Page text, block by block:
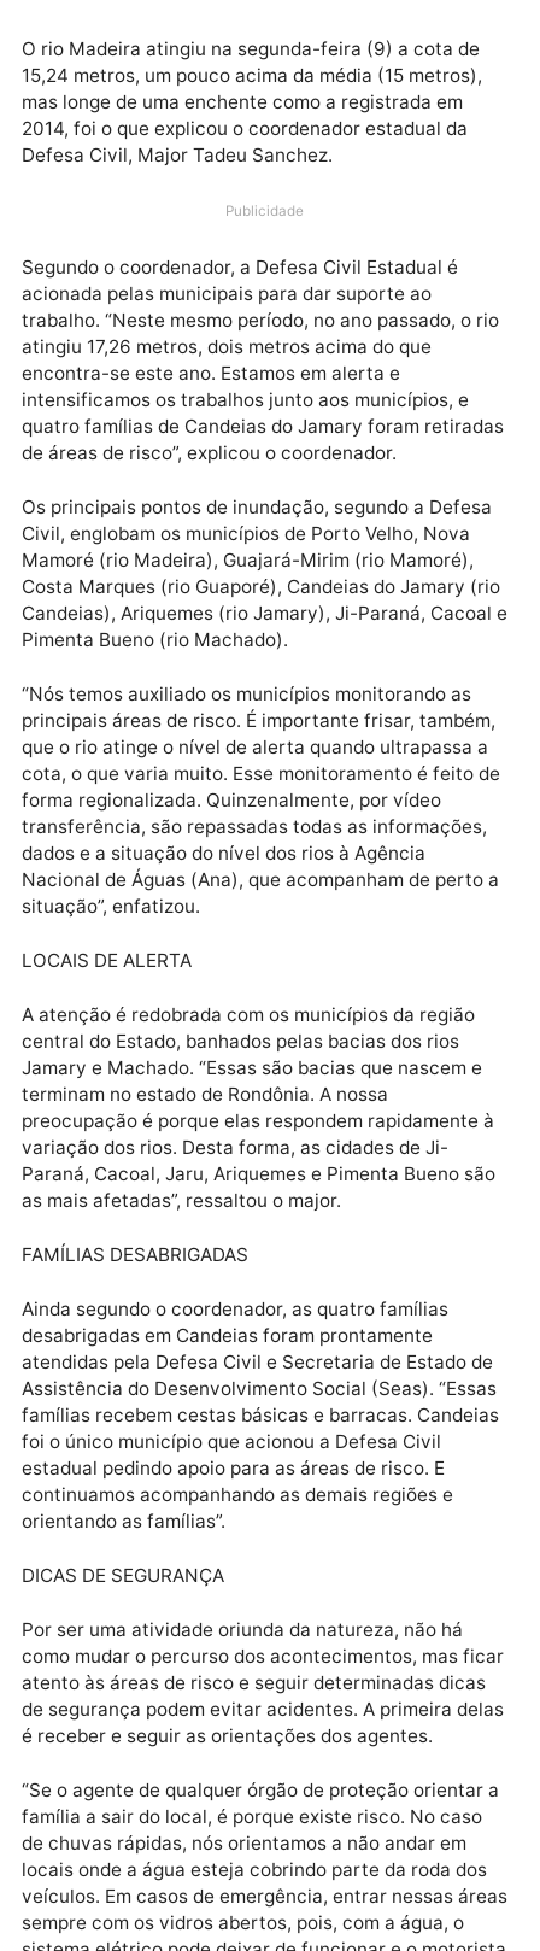
mas longe de uma enchente como a registrada em
2014, foi o que explicou o coordenador estadual da
Defesa Civil, Major Tadeu Sanchez.
Publicidade
Segundo o coordenador, a Defesa Civil Estadual é
acionada pelas municipais para dar suporte ao
trabalho. “Neste mesmo período, no ano passado, o
atingiu 17,26 metros, dois metros acima do que
encontra-se este ano. Estamos em alerta e
intensificamos os trabalhos junto aos municípios, e
quatro famílias de Candeias do Jamary foram
de áreas de risco”, explicou o coordenador.
Os principais pontos de inundação, segundo a
Civil, englobam os municípios de Porto Velho, Nova
Mamoré (rio Madeira), Guajará-Mirim (rio Mamoré),
Costa Marques (rio Guaporé), Candeias do Jamary
Candeias), Ariquemes (rio Jamary), Ji-Paraná,
Pimenta Bueno (rio Machado).
“Nós temos auxiliado os municípios monitorando as
que o rio atinge o nível de alerta quando ultrapassa
cota, o que varia muito. Esse monitoramento é feito
forma regionalizada. Quinzenalmente, por vídeo
transferência, são repassadas todas as informações,
dados e a situação do nível dos rios à Agência
Nacional de Águas (Ana), que acompanham de
situação”, enfatizou.
LOCAIS DE ALERTA
A atenção é redobrada com os municípios da região
central do Estado, banhados pelas bacias dos rios
Jamary e Machado. “Essas são bacias que nascem e
terminam no estado de Rondônia. A nossa
preocupação é porque elas respondem rapidamente
variação dos rios. Desta forma, as cidades de Ji-
Paraná, Cacoal, Jaru, Ariquemes e Pimenta Bueno
as mais afetadas”, ressaltou o major.
FAMÍLIAS DESABRIGADAS
desabrigadas em Candeias foram prontamente
atendidas pela Defesa Civil e Secretaria de Estado
Assistência do Desenvolvimento Social (Seas).
famílias recebem cestas básicas e barracas.
foi o único município que acionou a Defesa Civil
continuamos acompanhando as demais regiões e
orientando as famílias”.
DICAS DE SEGURANÇA